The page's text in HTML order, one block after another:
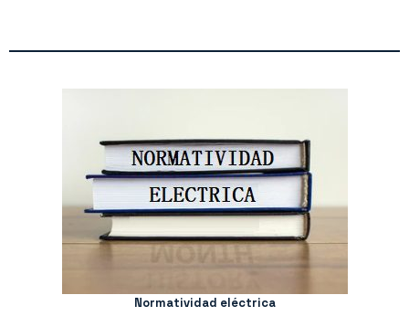
Normatividad eléctrica